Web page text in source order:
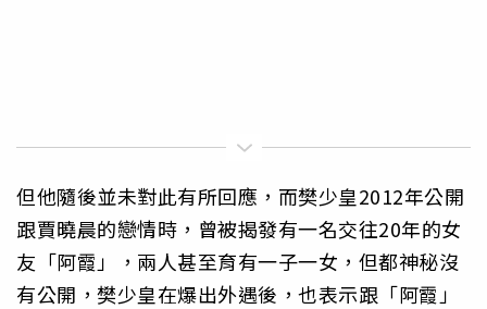
但他隨後並未對此有所回應，而樊少皇2012年公開
跟賈曉晨的戀情時，曾被揭發有一名交往20年的女
友「阿霞」，兩人甚至育有一子一女，但都神秘沒
有公開，樊少皇在爆出外遇後，也表示跟「阿霞」